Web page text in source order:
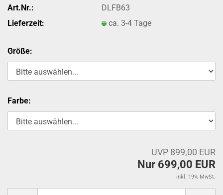
Art.Nr.:
DLFB63
Lieferzeit:
ca. 3-4 Tage
Größe:
Farbe:
UVP 899,00 EUR
Nur 699,00 EUR
inkl. 19% MwSt.